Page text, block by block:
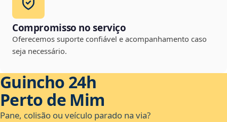
Compromisso no serviço
Oferecemos suporte confiável e acompanhamento caso
seja necessário.
Guincho 24h
Perto de Mim
Pane, colisão ou veículo parado na via?